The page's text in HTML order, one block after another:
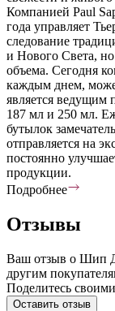
Компанией Paul
года управляет
следование
и Нового Света,
объема. Сегодня
каждым днем,
является ведущим
187 мл и 250 мл.
бутылок
отправляется на
постоянно
продукции.
Подробнее
Отзывы
Ваш отзыв о Шип
другим
Поделитесь
Оставить отзыв